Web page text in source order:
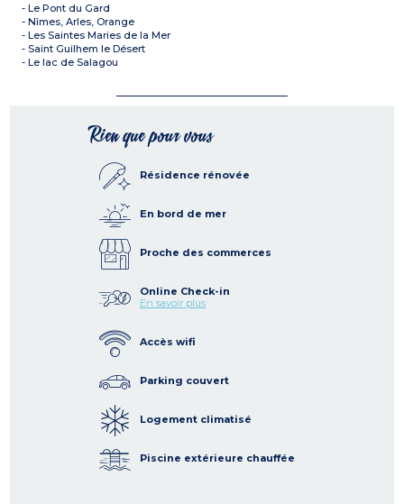
- Le Pont du Gard
- Nîmes, Arles, Orange
- Les Saintes Maries de la Mer
- Saint Guilhem le Désert
- Le lac de Salagou
Rien que pour vous
Résidence rénovée
En bord de mer
Proche des commerces
Online Check-in
En savoir plus
Accès wifi
Parking couvert
Logement climatisé
Piscine extérieure chauffée